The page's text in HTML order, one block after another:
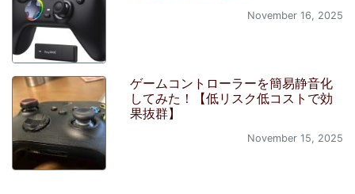
November 16, 2025
ゲームコントローラーを簡易静音化
してみた！【低リスク低コストで効
果抜群】
November 15, 2025